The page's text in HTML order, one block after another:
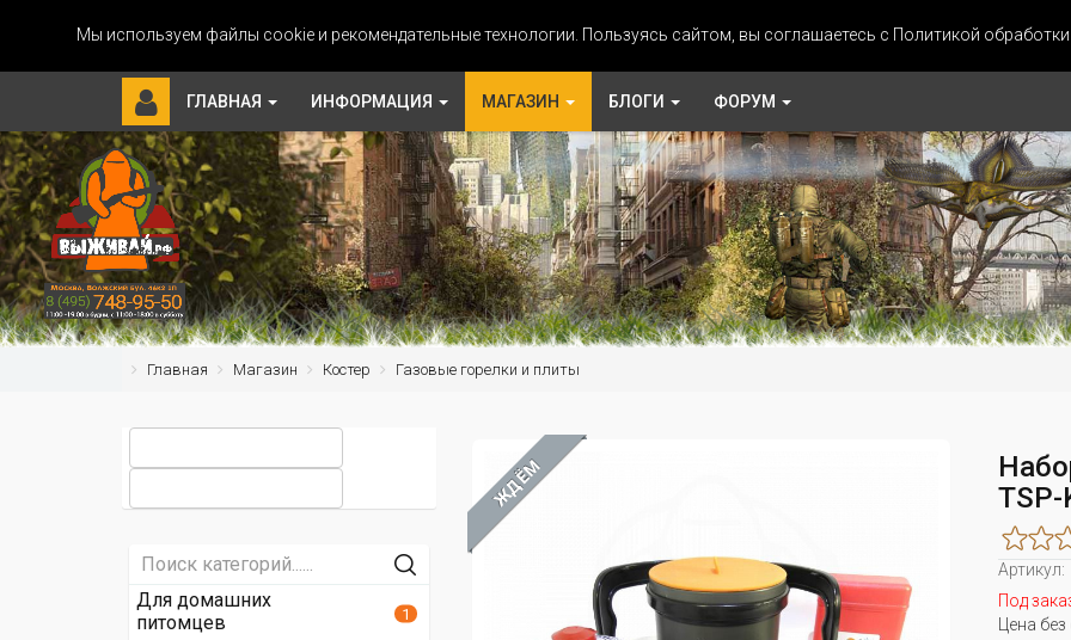
Мы используем файлы cookie и рекомендательные технологии. Пользуясь сайтом, вы соглашаетесь с Политикой
ГЛАВНАЯ ИНФОРМАЦИЯ МАГАЗИН БЛОГИ ФОРУМ
Главная Магазин Костер Газовые горелки и плиты
ЖДЁМ
TSP-
Артикул:
Под
Цена
Для домашних
питомцев
1